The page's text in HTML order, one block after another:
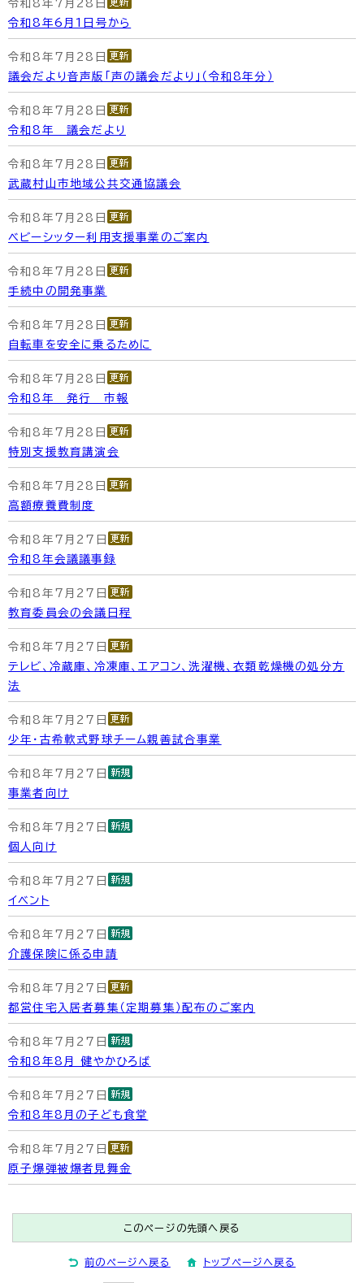
令和8年7月28日
令和8年6月1日号から
令和8年7月28日
議会だより音声版「声の議会だより」（令和8年分）
令和8年7月28日
令和8年 議会だより
令和8年7月28日
武蔵村山市地域公共交通協議会
令和8年7月28日
ベビーシッター利用支援事業のご案内
令和8年7月28日
手続中の開発事業
令和8年7月28日
自転車を安全に乗るために
令和8年7月28日
令和8年 発行 市報
令和8年7月28日
特別支援教育講演会
令和8年7月28日
高額療養費制度
令和8年7月27日
令和8年会議議事録
令和8年7月27日
教育委員会の会議日程
令和8年7月27日
テレビ、冷蔵庫、冷凍庫、エアコン、洗濯機、衣類乾燥機の処分方
法
令和8年7月27日
少年・古希軟式野球チーム親善試合事業
令和8年7月27日
事業者向け
令和8年7月27日
個人向け
令和8年7月27日
イベント
令和8年7月27日
介護保険に係る申請
令和8年7月27日
都営住宅入居者募集（定期募集）配布のご案内
令和8年7月27日
令和8年8月 健やかひろば
令和8年7月27日
令和8年8月の子ども食堂
令和8年7月27日
原子爆弾被爆者見舞金
このページの先頭へ戻る
前のページへ戻る トップページへ戻る